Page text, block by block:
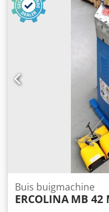
mm Min.
vermogensbehoefte
LxBxH 302 x 243 x
buigmachine - Model
ENKELFASE - Hoge
hydraulische machine
herpositioneren -
patent nr.
instelbare hoekschaal
machineonderstel
Buis buigmachine
ERCOLINA MB 42